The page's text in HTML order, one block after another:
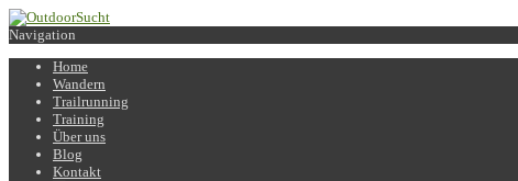
Navigation
Home
Wandern
Trailrunning
Training
Über uns
Blog
Kontakt